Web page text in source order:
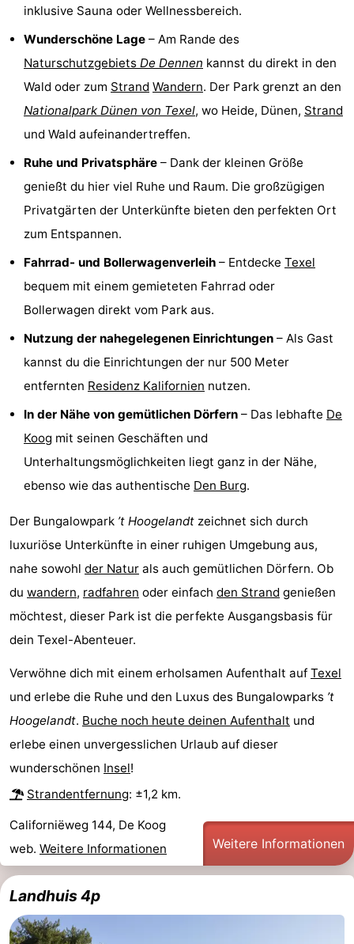
Ferienhäuser
-
Eibernest
Park
Buytenveldt
Krim
EuroParcs
Texel
-
Kustpark
Strandhuys
Residentie
Texel
Villapark
Vogelmient
Hotels
Zimmer
Frühstück)
Strand
Sehen
&
tun
-
Museen
-
Kirchen
-
Aussichtspunkte
Attraktionen
-
Rundfahrten
-
Bauernhöfe
-
Spielplätze
-
inklusive Sauna oder Wellnessbereich.
Wunderschöne Lage – Am Rande des
Naturschutzgebiets De Dennen kannst du direkt in den
Wald oder zum Strand Wandern. Der Park grenzt an den
Nationalpark Dünen von Texel, wo Heide, Dünen, Strand
und Wald aufeinandertreffen.
Ruhe und Privatsphäre – Dank der kleinen Größe
genießt du hier viel Ruhe und Raum. Die großzügigen
Privatgärten der Unterkünfte bieten den perfekten Ort
zum Entspannen.
Fahrrad- und Bollerwagenverleih – Entdecke Texel
bequem mit einem gemieteten Fahrrad oder
Bollerwagen direkt vom Park aus.
Nutzung der nahegelegenen Einrichtungen – Als Gast
kannst du die Einrichtungen der nur 500 Meter
entfernten Residenz Kalifornien nutzen.
In der Nähe von gemütlichen Dörfern – Das lebhafte De
Koog mit seinen Geschäften und
Unterhaltungsmöglichkeiten liegt ganz in der Nähe,
ebenso wie das authentische Den Burg.
Der Bungalowpark ’t Hoogelandt zeichnet sich durch
luxuriöse Unterkünfte in einer ruhigen Umgebung aus,
nahe sowohl der Natur als auch gemütlichen Dörfern. Ob
du wandern, radfahren oder einfach den Strand genießen
möchtest, dieser Park ist die perfekte Ausgangsbasis für
dein Texel-Abenteuer.
Verwöhne dich mit einem erholsamen Aufenthalt auf Texel
und erlebe die Ruhe und den Luxus des Bungalowparks ’t
Hoogelandt. Buche noch heute deinen Aufenthalt und
erlebe einen unvergesslichen Urlaub auf dieser
wunderschönen Insel!
Strandentfernung: ±1,2 km.
Californiëweg 144, De Koog
web. Weitere Informationen Weitere Informationen
Landhuis 4p